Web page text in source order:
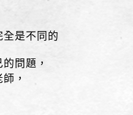
是不同的
問題，
，